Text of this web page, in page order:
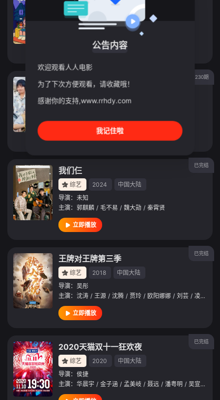
综艺
中国大陆
范丽明
毛不易 / 李雪琴 元宝
立即播放
第20251230期
毛雪汪 加更版
综艺 2021
主演：毛不易 / 李雪琴 / 元宝
已完结
我们仨
综艺 2024
中国大陆
导演： 未知
主演： 郭麒麟 / 毛不易 / 魏大勋 / 秦霄贤
立即播放
已完结
王牌对王牌第三季
综艺 2018
中国大陆
导演： 吴彤
主演： 沈涛 / 王源 / 沈腾 / 贾玲 / 欧阳娜娜 / 刘芸 / 凌潇肃
立即播放
已完结
2020天猫双十一狂欢夜
综艺 2020
中国大陆
导演： 侯捷
主演： 华晨宇 / 金子涵 / 孟美岐 / 聂远 / 潘粤明 / 吴宣仪
公告内容
欢迎观看人人电影
为了下次方便观看，请收藏哦！
感谢你的支持,www.rrhdy.com
我记住啦